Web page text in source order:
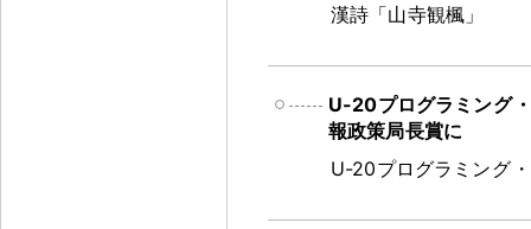
漢詩「山寺観楓」
U-20プログラミング
報政策局長賞に
U-20プログラミング ・